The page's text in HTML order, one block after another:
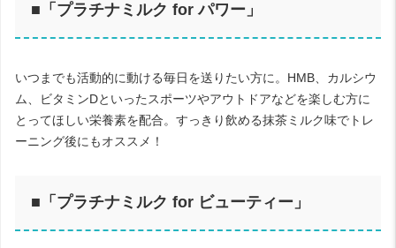
■「プラチナミルク for パワー」
いつまでも活動的に動ける毎日を送りたい方に。HMB、カルシウ
ム、ビタミンDといったスポーツやアウトドアなどを楽しむ方に
とってほしい栄養素を配合。すっきり飲める抹茶ミルク味でトレ
ーニング後にもオススメ！
■「プラチナミルク for ビューティー」